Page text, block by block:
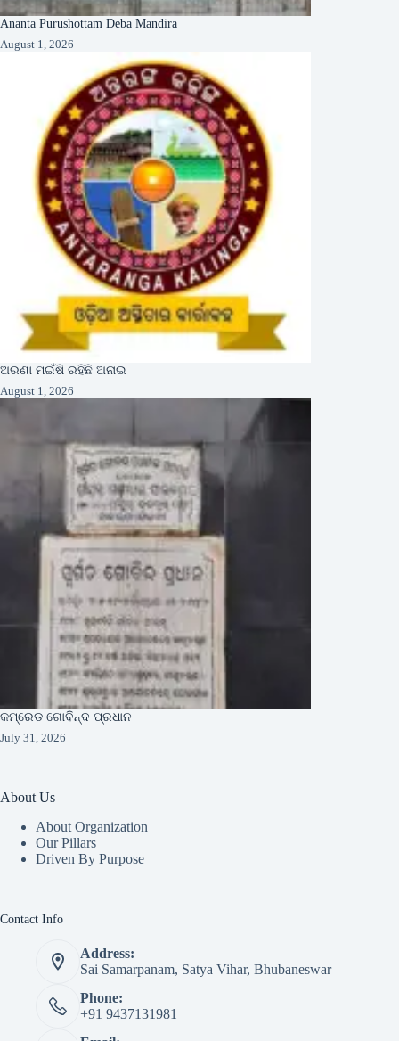
Ananta Purushottam Deba Mandira
August 1, 2026
ଅରଣା ମଇଁଷି ରହିଛି ଅନାଇ
August 1, 2026
କମ୍ରେଡ ଗୋବିନ୍ଦ ପ୍ରଧାନ
July 31, 2026
About Us
About Organization
Our Pillars
Driven By Purpose​
Contact Info
Address:
Sai Samarpanam, Satya Vihar, Bhubaneswar
Phone:
+91 9437131981